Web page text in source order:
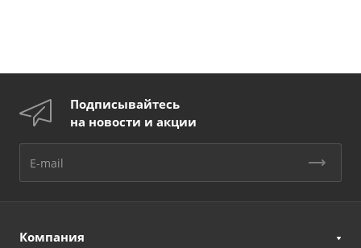
Подписывайтесь
на новости и акции
Компания